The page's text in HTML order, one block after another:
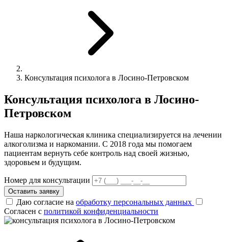
Консультация психолога в Лосино-Петровском
Консультация психолога в Лосино-
Петровском
Наша наркологическая клиника специализируется на лечении
алкоголизма и наркомании. С 2018 года мы помогаем
пациентам вернуть себе контроль над своей жизнью,
здоровьем и будущим.
Номер для консультации
Оставить заявку
Даю согласие на обработку персональных данных
Согласен с политикой конфиденциальности